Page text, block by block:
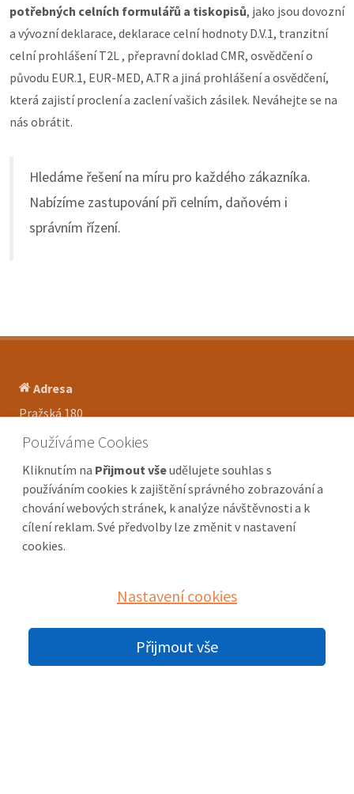
potřebných celních formulářů a tiskopisů, jako jsou dovozní
a vývozní deklarace, deklarace celní hodnoty D.V.1, tranzitní
celní prohlášení T2L , přepravní doklad CMR, osvědčení o
původu EUR.1, EUR-MED, A.TR a jiná prohlášení a osvědčení,
která zajistí proclení a zaclení vašich zásilek. Neváhejte se na
nás obrátit.
Hledáme řešení na míru pro každého zákazníka.
Nabízíme zastupování při celním, daňovém i
správním řízení.
Adresa
Pražská 180
250 66 Zdiby
Telefon
+420 266 311 799
+420 266 311 950
+420 603 791 616
Používáme Cookies
Kliknutím na Přijmout všeudělujete souhlas s
používáním cookies k zajištění správného zobrazování a
chování webových stránek, k analýze návštěvnosti a k
cílení reklam. Své předvolby lze změnit v nastavení
cookies.
Nastavení cookies
Přijmout vše